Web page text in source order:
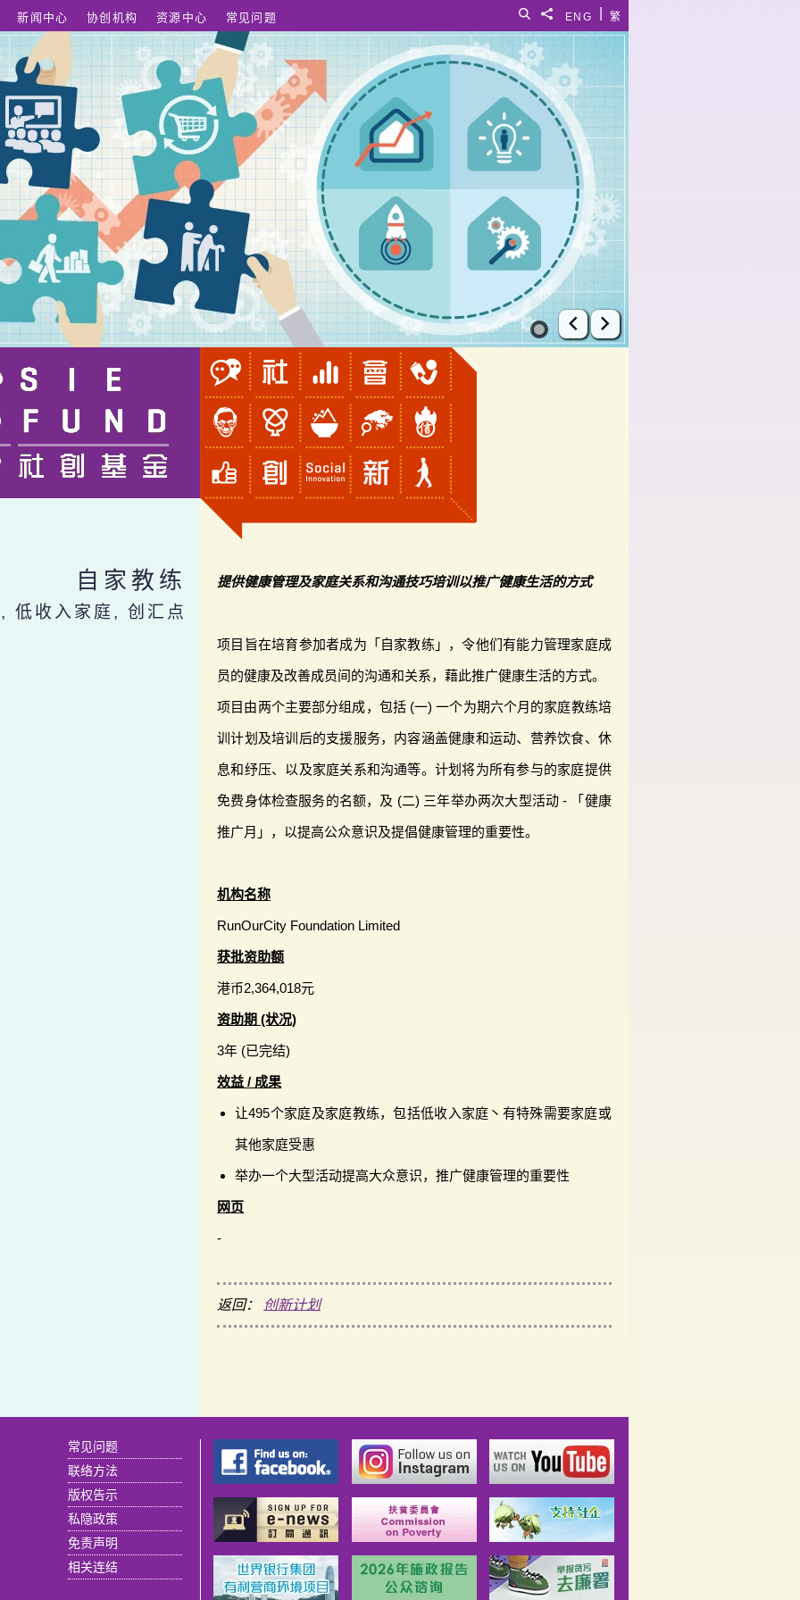
繁
ENG
分享給
搜寻
新闻中心 协创机构 资源中心 常见问题
上一张幻灯片
下一张幻灯片
自家教练
低收入家庭, 创汇点
提供健康管理及家庭关系和沟通技巧培训以推广健康生活的方式
项目旨在培育参加者成为「自家教练」，令他们有能力管理家庭成
员的健康及改善成员间的沟通和关系，藉此推广健康生活的方式。
项目由两个主要部分组成，包括 (一) 一个为期六个月的家庭教练培
训计划及培训后的支援服务，内容涵盖健康和运动、营养饮食、休
息和纾压、以及家庭关系和沟通等。计划将为所有参与的家庭提供
免费身体检查服务的名额，及 (二) 三年举办两次大型活动 - 「健康
推广月」，以提高公众意识及提倡健康管理的重要性。
机构名称
RunOurCity Foundation Limited
获批资助额
港币2,364,018元
资助期 (状况)
3年 (已完结)
效益 / 成果
让495个家庭及家庭教练，包括低收入家庭丶有特殊需要家庭或
其他家庭受惠
举办一个大型活动提高大众意识，推广健康管理的重要性
网页
-
返回： 创新计划
常见问题
联络方法
版权告示
私隐政策
免责声明
相关连结